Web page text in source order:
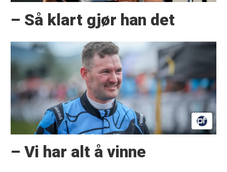
– Så klart gjør han det
– Vi har alt å vinne